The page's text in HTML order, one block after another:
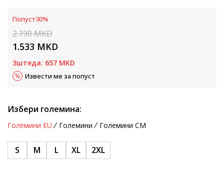
Попуст30%
2.190MKD
1.533 MKD
Зштеда: 657 MKD
Извести ме за попуст
Избери големина:
Големини EU Големини Големини CM
S M L XL 2XL